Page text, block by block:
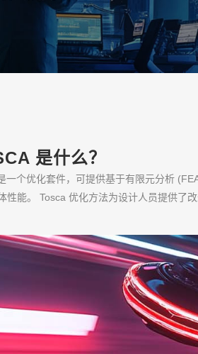
是什么？
一个优化套件，可提供基于有限元分析
性能。 Tosca 优化方法为设计人员提供了